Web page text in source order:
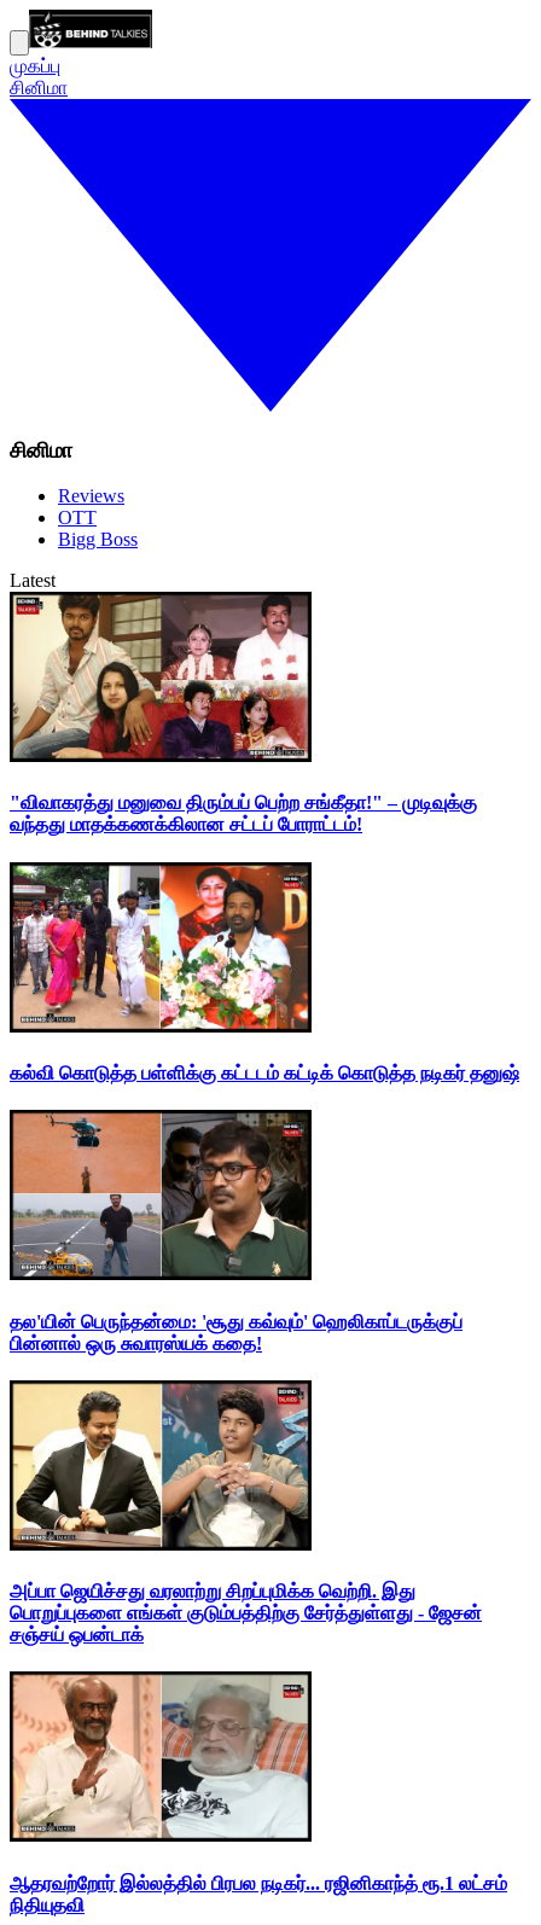
முகப்பு
சினிமா
சினிமா
Reviews
OTT
Bigg Boss
Latest
"விவாகரத்து மனுவை திரும்பப் பெற்ற சங்கீதா!" – முடிவுக்கு
வந்தது மாதக்கணக்கிலான சட்டப் போராட்டம்!
கல்வி கொடுத்த பள்ளிக்கு கட்டடம் கட்டிக் கொடுத்த நடிகர் தனுஷ்
தல'யின் பெருந்தன்மை: 'சூது கவ்வும்' ஹெலிகாப்டருக்குப்
பின்னால் ஒரு சுவாரஸ்யக் கதை!
அப்பா ஜெயிச்சது வரலாற்று சிறப்புமிக்க வெற்றி. இது
பொறுப்புகளை எங்கள் குடும்பத்திற்கு சேர்த்துள்ளது - ஜேசன்
சஞ்சய் ஒபன்டாக்
ஆதரவற்றோர் இல்லத்தில் பிரபல நடிகர்... ரஜினிகாந்த் ரூ.1 லட்சம்
நிதியுதவி